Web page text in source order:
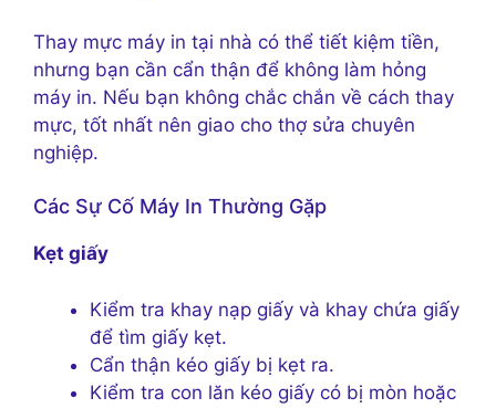
Thay mực máy in tại nhà có thể tiết kiệm tiền,
nhưng bạn cần cẩn thận để không làm hỏng
máy in. Nếu bạn không chắc chắn về cách thay
mực, tốt nhất nên giao cho thợ sửa chuyên
nghiệp.
Các Sự Cố Máy In Thường Gặp
Kẹt giấy
Kiểm tra khay nạp giấy và khay chứa giấy
để tìm giấy kẹt.
Cẩn thận kéo giấy bị kẹt ra.
Kiểm tra con lăn kéo giấy có bị mòn hoặc